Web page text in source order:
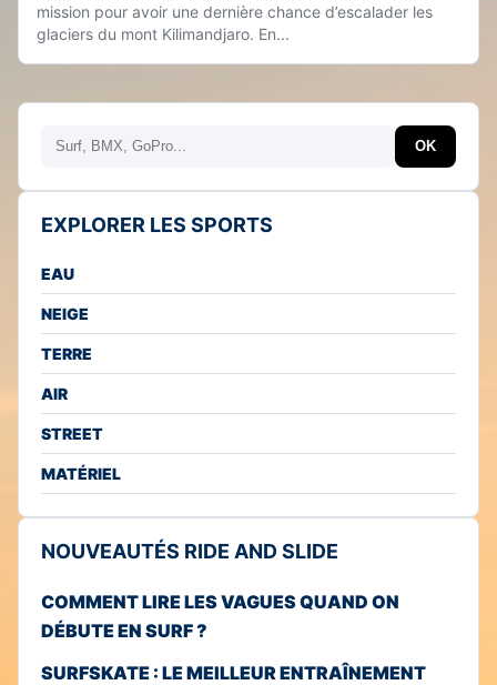
mission pour avoir une dernière chance d’escalader les
glaciers du mont Kilimandjaro. En...
Rechercher OK
EXPLORER LES SPORTS
EAU
NEIGE
TERRE
AIR
STREET
MATÉRIEL
NOUVEAUTÉS RIDE AND SLIDE
COMMENT LIRE LES VAGUES QUAND ON
DÉBUTE EN SURF ?
SURFSKATE : LE MEILLEUR ENTRAÎNEMENT